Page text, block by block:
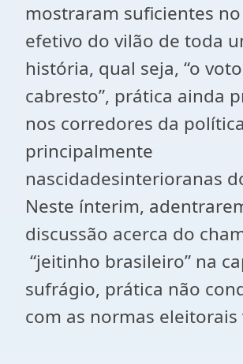
mostraram suficientes
efetivo do vilão de toda
história, qual seja, “o
cabresto”, prática ainda
nos corredores da
principalmente
nascidadesinterioranas
Neste ínterim,
discussão acerca do
“jeitinho brasileiro” na
sufrágio, prática não
com as normas eleitorais